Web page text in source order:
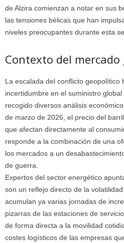
de Alzira comienzan a notar en sus
las tensiones bélicas que han
niveles preocupantes durante esta
Contexto del mercado
La escalada del conflicto geopolítico
incertidumbre en el suministro
recogido diversos análisis
de marzo de 2026, el precio del
que afectan directamente al
responde a la combinación de una
los mercados a un
de guerra.
Expertos del sector energético
son un reflejo directo de la
acumulan ya varias jornadas de
pizarras de las estaciones de
de forma directa a la movilidad
costes logísticos de las empresas